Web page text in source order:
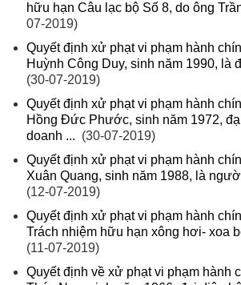
hữu hạn Câu lạc bộ Số 8, do ông
07-2019)
Quyết định xử phạt vi phạm hành
Huỳnh Công Duy, sinh năm 1990, là
(30-07-2019)
Quyết định xử phạt vi phạm hành
Hồng Đức Phước, sinh năm 1972,
doanh ... (30-07-2019)
Quyết định xử phạt vi phạm hành
Xuân Quang, sinh năm 1988, là
(12-07-2019)
Quyết định xử phạt vi phạm hành
Trách nhiệm hữu hạn xông hơi- xoa
(11-07-2019)
Quyết định về xử phạt vi phạm hành